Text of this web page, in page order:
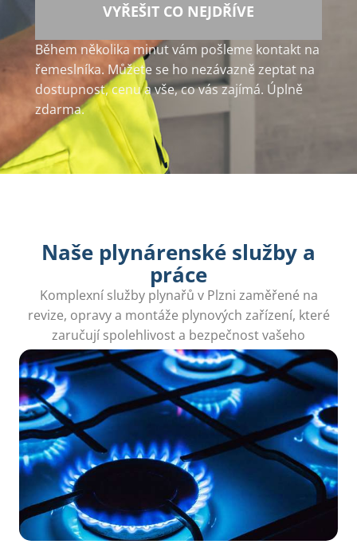
VYŘEŠIT CO NEJDŘÍVE
Během několika minut vám pošleme kontakt na
řemeslníka. Můžete se ho nezávazně zeptat na
dostupnost, cenu a vše, co vás zajímá. Úplně
zdarma.
Naše plynárenské služby a
práce
Komplexní služby plynařů v Plzni zaměřené na
revize, opravy a montáže plynových zařízení, které
zaručují spolehlivost a bezpečnost vašeho
domova.